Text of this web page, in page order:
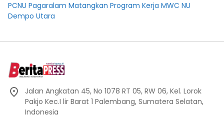
PCNU Pagaralam Matangkan Program Kerja MWC NU
Dempo Utara
Jalan Angkatan 45, No 1078 RT 05, RW 06, Kel. Lorok
Pakjo Kec.I lir Barat 1 Palembang, Sumatera Selatan,
Indonesia